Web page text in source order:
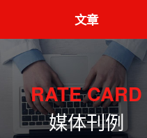
文章
RATE CARD
媒体刊例